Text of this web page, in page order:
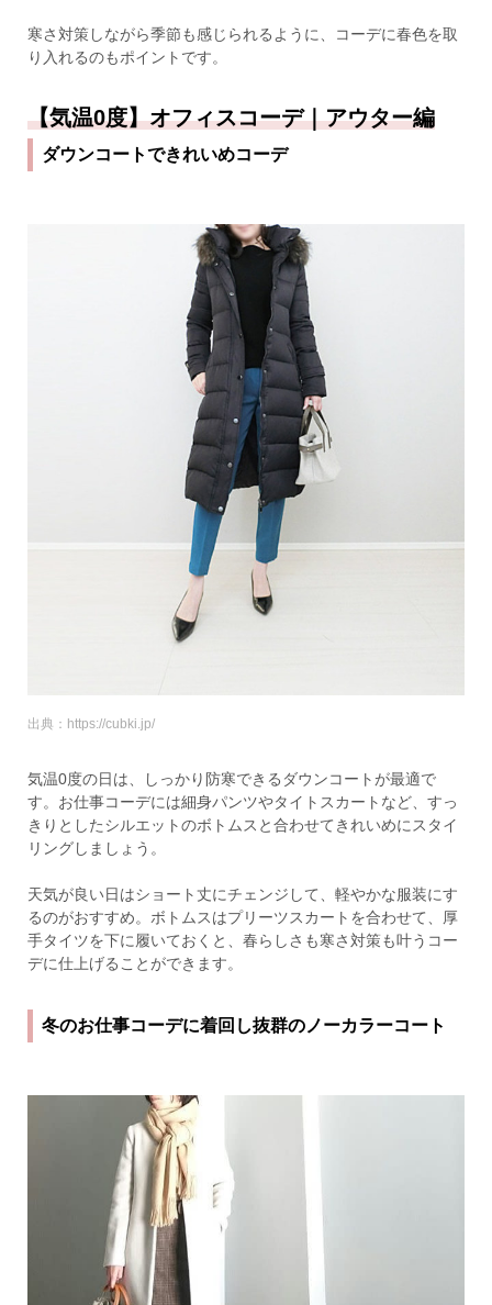
寒さ対策しながら季節も感じられるように、コーデに春色を取
り入れるのもポイントです。
【気温0度】オフィスコーデ｜アウター編
ダウンコートできれいめコーデ
出典：https://cubki.jp/
気温0度の日は、しっかり防寒できるダウンコートが最適で
す。お仕事コーデには細身パンツやタイトスカートなど、すっ
きりとしたシルエットのボトムスと合わせてきれいめにスタイ
リングしましょう。
天気が良い日はショート丈にチェンジして、軽やかな服装にす
るのがおすすめ。ボトムスはプリーツスカートを合わせて、厚
手タイツを下に履いておくと、春らしさも寒さ対策も叶うコー
デに仕上げることができます。
冬のお仕事コーデに着回し抜群のノーカラーコート